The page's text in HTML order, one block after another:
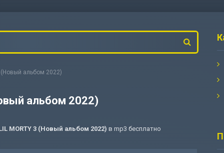
(Новый альбом 2022)
альбом 2022)
MORTY 3 (Новый альбом 2022) в mp3 бесплатно